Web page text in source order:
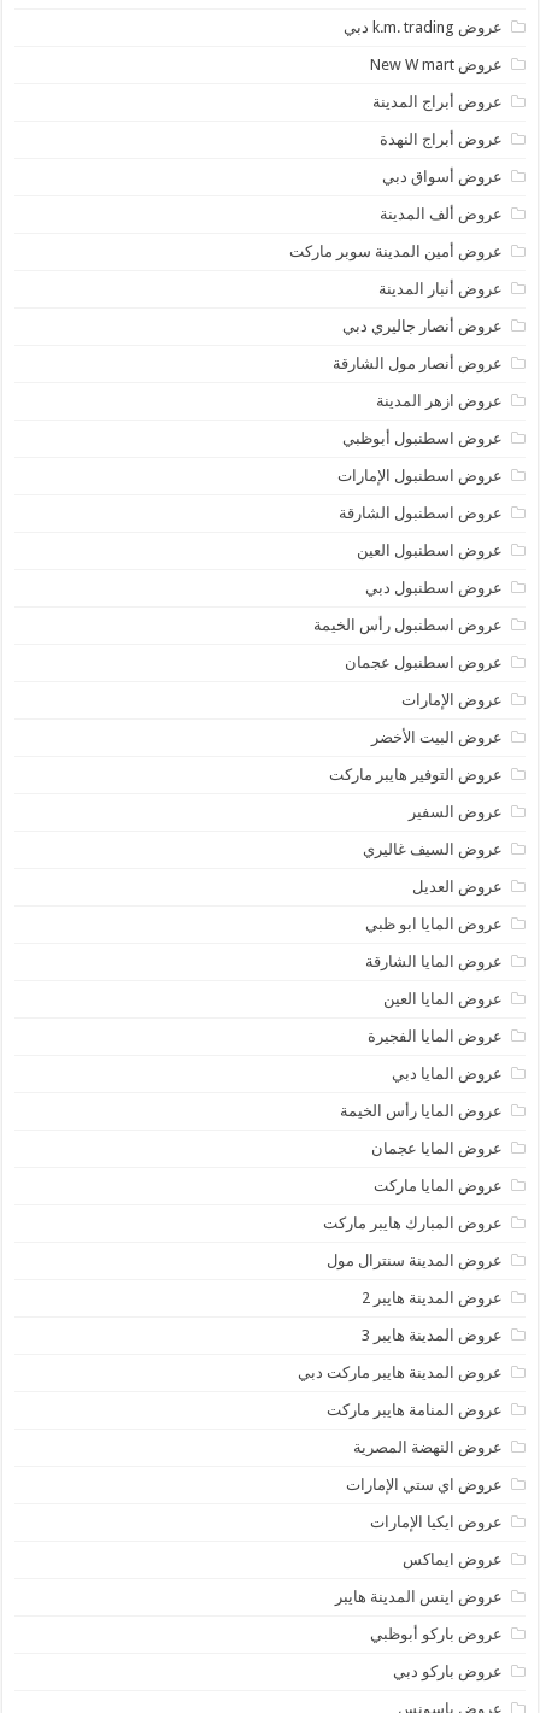
عروض k.m. trading دبي
عروض New W mart
عروض أبراج المدينة
عروض أبراج النهدة
عروض أسواق دبي
عروض ألف المدينة
عروض أمين المدينة سوبر ماركت
عروض أنبار المدينة
عروض أنصار جاليري دبي
عروض أنصار مول الشارقة
عروض ازهر المدينة
عروض اسطنبول أبوظبي
عروض اسطنبول الإمارات
عروض اسطنبول الشارقة
عروض اسطنبول العين
عروض اسطنبول دبي
عروض اسطنبول رأس الخيمة
عروض اسطنبول عجمان
عروض الإمارات
عروض البيت الأخضر
عروض التوفير هايبر ماركت
عروض السفير
عروض السيف غاليري
عروض العديل
عروض المايا ابو ظبي
عروض المايا الشارقة
عروض المايا العين
عروض المايا الفجيرة
عروض المايا دبي
عروض المايا رأس الخيمة
عروض المايا عجمان
عروض المايا ماركت
عروض المبارك هايبر ماركت
عروض المدينة سنترال مول
عروض المدينة هايبر 2
عروض المدينة هايبر 3
عروض المدينة هايبر ماركت دبي
عروض المنامة هايبر ماركت
عروض النهضة المصرية
عروض اي ستي الإمارات
عروض ايكيا الإمارات
عروض ايماكس
عروض اينس المدينة هايبر
عروض باركو أبوظبي
عروض باركو دبي
عروض باسونس